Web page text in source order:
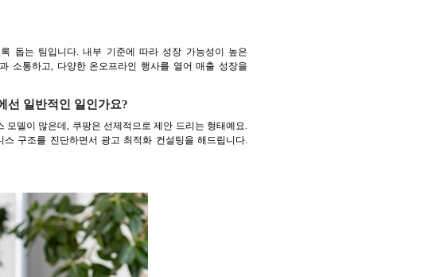
돕는 팀입니다. 내부 기준에 따라 성장 가능성이 높은
소통하고, 다양한 온오프라인 행사를 열어 매출 성장을
선 일반적인 일인가요?
델이 많은데, 쿠팡은 선제적으로 제안 드리는 형태예요.
구조를 진단하면서 광고 최적화 컨설팅을 해드립니다.